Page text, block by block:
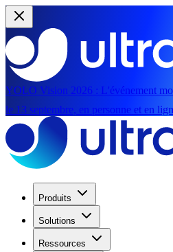
YOLO Vision 2026 : L'événement
le 13 septembre, en personne et en
Produits
Solutions
Ressources